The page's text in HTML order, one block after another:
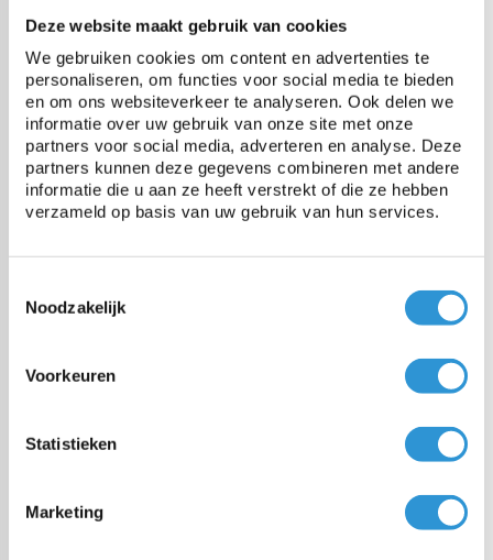
Deze website maakt gebruik van cookies
We gebruiken cookies om content en advertenties te
personaliseren, om functies voor social media te bieden
en om ons websiteverkeer te analyseren. Ook delen we
informatie over uw gebruik van onze site met onze
partners voor social media, adverteren en analyse. Deze
partners kunnen deze gegevens combineren met andere
informatie die u aan ze heeft verstrekt of die ze hebben
verzameld op basis van uw gebruik van hun services.
Noodzakelijk
Voorkeuren
Statistieken
Marketing
1 jour ouvrable (frais de livraison € 8,95
€43,60€41,53Incl btw
Bâche 5x6m PE 150 - Vert/Bleu
1 jour ouvrable (frais de livraison € 8,95
- gratuit à partir de € 100,00)
Bâche 4x15m PE 150 - Vert/Bleu
1 jour ouvrable (frais de livraison € 8,95